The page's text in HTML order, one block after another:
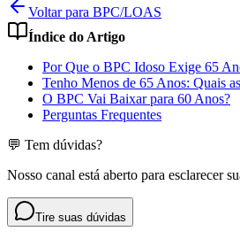
Voltar para BPC/LOAS
Índice do Artigo
Por Que o BPC Idoso Exige 65
Tenho Menos de 65 Anos: Quais
O BPC Vai Baixar para 60 Anos?
Perguntas Frequentes
💬 Tem dúvidas?
Nosso canal está aberto para esclarecer
Tire suas dúvidas